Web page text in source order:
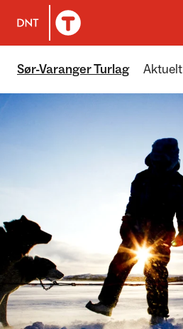
Til DNT.no forside
Sør-Varanger Turlag Aktuelt